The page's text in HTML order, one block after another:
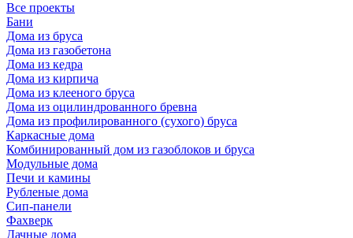
Все проекты
Бани
Дома из бруса
Дома из газобетона
Дома из кедра
Дома из кирпича
Дома из клееного бруса
Дома из оцилиндрованного бревна
Дома из профилированного (сухого) бруса
Каркасные дома
Комбинированный дом из газоблоков и бруса
Модульные дома
Печи и камины
Рубленые дома
Сип-панели
Фахверк
Дачные дома